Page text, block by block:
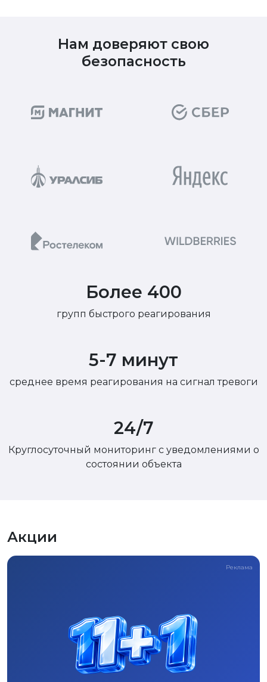
Нам доверяют свою
безопасность
Более 400
групп быстрого реагирования
5-7 минут
среднее время реагирования на сигнал тревоги
24/7
Круглосуточный мониторинг с уведомлениями о
состоянии объекта
Акции
Реклама